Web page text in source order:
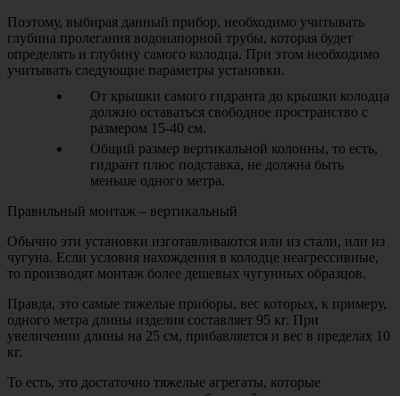
Поэтому, выбирая данный прибор, необходимо учитывать
глубина пролегания водонапорной трубы, которая будет
определять и глубину самого колодца. При этом необходимо
учитывать следующие параметры установки.
От крышки самого гидранта до крышки колодца
должно оставаться свободное пространство с
размером 15-40 см.
Общий размер вертикальной колонны, то есть,
гидрант плюс подставка, не должна быть
меньше одного метра.
Правильный монтаж – вертикальный
Обычно эти установки изготавливаются или из стали, или из
чугуна. Если условия нахождения в колодце неагрессивные,
то производят монтаж более дешевых чугунных образцов.
Правда, это самые тяжелые приборы, вес которых, к примеру,
одного метра длины изделия составляет 95 кг. При
увеличении длины на 25 см, прибавляется и вес в пределах 10
кг.
То есть, это достаточно тяжелые агрегаты, которые